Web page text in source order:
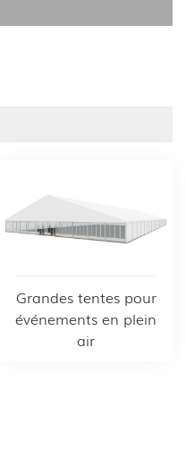
Grandes tentes pour
événements en plein
air